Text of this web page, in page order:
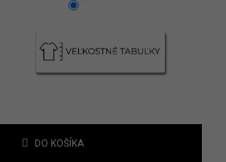
DO KOŠÍKA